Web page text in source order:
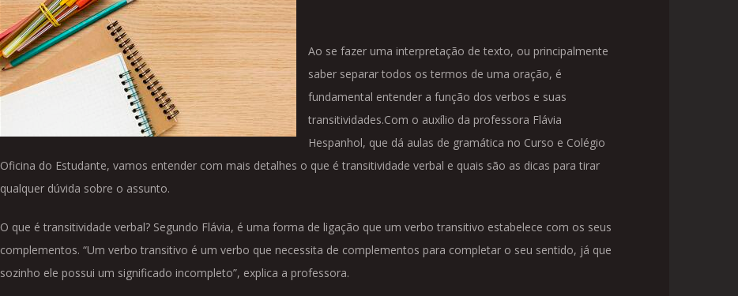
Ao se fazer uma interpretação de texto, ou principalmente
saber separar todos os termos de uma oração, é
fundamental entender a função dos verbos e suas
transitividades.Com o auxílio da professora Flávia
Hespanhol, que dá aulas de gramática no Curso e Colégio
Oficina do Estudante, vamos entender com mais detalhes o que é transitividade verbal e quais são as dicas para tirar
qualquer dúvida sobre o assunto.
O que é transitividade verbal? Segundo Flávia, é uma forma de ligação que um verbo transitivo estabelece com os seus
complementos. “Um verbo transitivo é um verbo que necessita de complementos para completar o seu sentido, já que
sozinho ele possui um significado incompleto”, explica a professora.